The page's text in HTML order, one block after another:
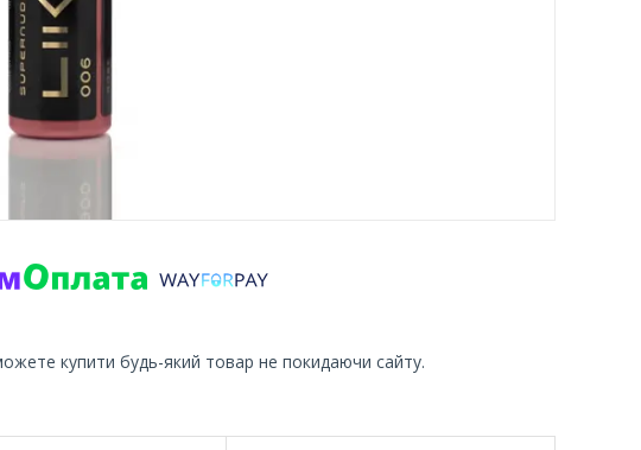
купити будь-який товар не покидаючи сайту.